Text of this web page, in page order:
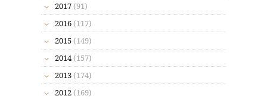
2017 (91)
2016 (117)
2015 (149)
2014 (157)
2013 (174)
2012 (169)